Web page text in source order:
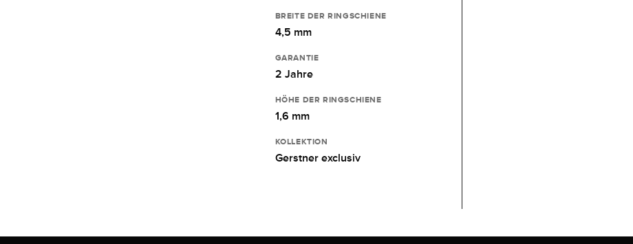
BREITE DER RINGSCHIENE
4,5 mm
GARANTIE
2 Jahre
HÖHE DER RINGSCHIENE
1,6 mm
KOLLEKTION
Gerstner exclusiv